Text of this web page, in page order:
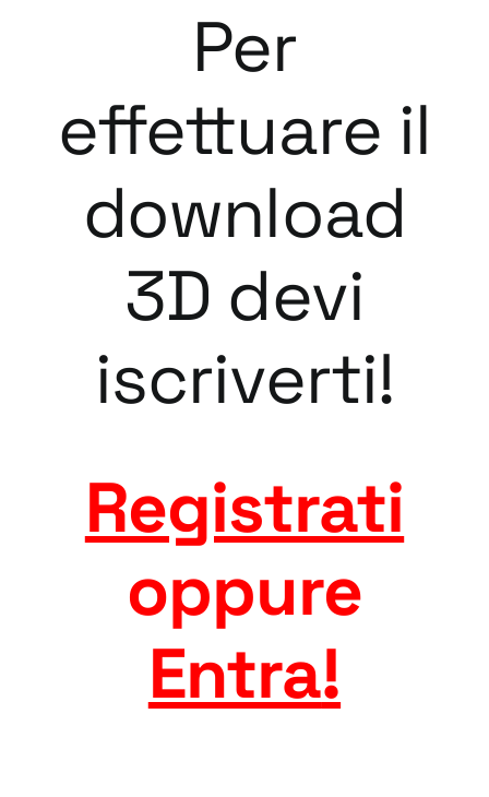
Per
effettuare il
download
3D devi
iscriverti!
Registrati
oppure
Entra!